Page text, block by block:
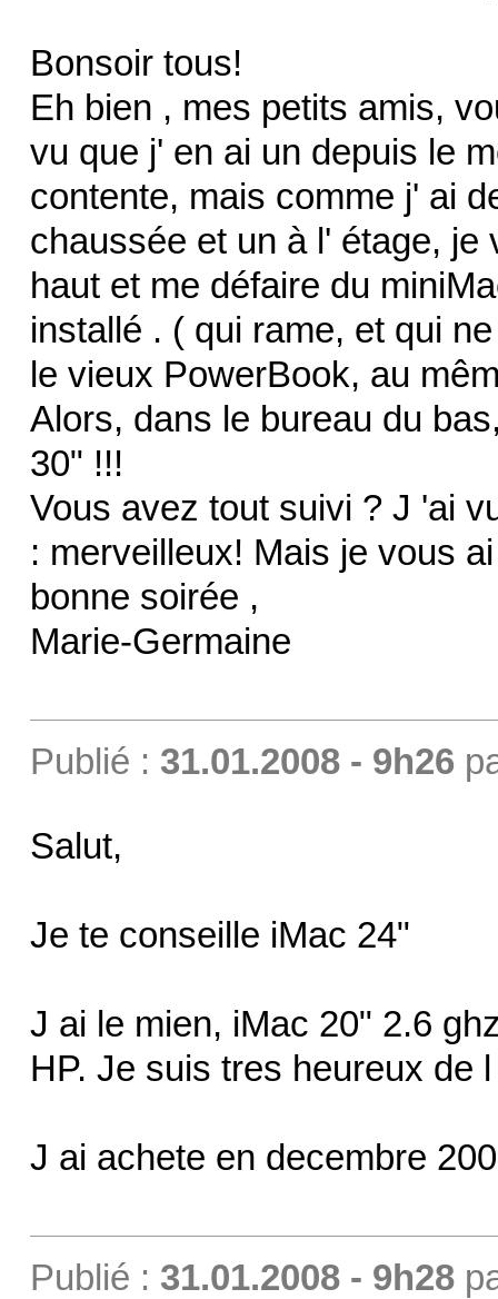
Bonsoir tous!
Eh bien , mes petits amis,
vu que j' en ai un depuis le
contente, mais comme j' ai
chaussée et un à l' étage, je
haut et me défaire du
installé . ( qui rame, et qui
le vieux PowerBook, au
Alors, dans le bureau du
30" !!!
Vous avez tout suivi ? J 'ai
: merveilleux! Mais je vous
bonne soirée ,
Marie-Germaine
Publié : 31.01.2008 - 9h26
Salut,
Je te conseille iMac 24"
J ai le mien, iMac 20" 2.6
HP. Je suis tres heureux de
J ai achete en decembre
Publié : 31.01.2008 - 9h28